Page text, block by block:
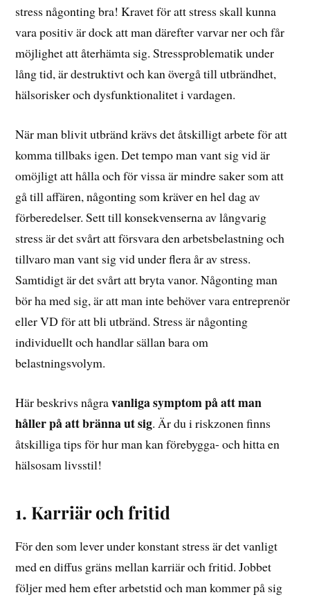
stress någonting bra! Kravet för att stress skall kunna
vara positiv är dock att man därefter varvar ner och får
möjlighet att återhämta sig. Stressproblematik under
lång tid, är destruktivt och kan övergå till utbrändhet,
hälsorisker och dysfunktionalitet i vardagen.
När man blivit utbränd krävs det åtskilligt arbete för att
komma tillbaks igen. Det tempo man vant sig vid är
omöjligt att hålla och för vissa är mindre saker som att
gå till affären, någonting som kräver en hel dag av
förberedelser. Sett till konsekvenserna av långvarig
stress är det svårt att försvara den arbetsbelastning och
tillvaro man vant sig vid under flera år av stress.
Samtidigt är det svårt att bryta vanor. Någonting man
bör ha med sig, är att man inte behöver vara entreprenör
eller VD för att bli utbränd. Stress är någonting
individuellt och handlar sällan bara om
belastningsvolym.
Här beskrivs någravanliga symptom på att man
håller på att bränna ut sig. Är du i riskzonen finns
åtskilliga tips för hur man kan förebygga- och hitta en
hälsosam livsstil!
1. Karriär och fritid
För den som lever under konstant stress är det vanligt
med en diffus gräns mellan karriär och fritid. Jobbet
följer med hem efter arbetstid och man kommer på sig